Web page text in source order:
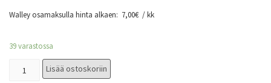
Walley osamaksulla hinta alkaen: 7,00€ / kk
39 varastossa
Lisää ostoskoriin